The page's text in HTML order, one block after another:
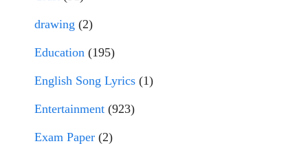
drawing (2)
Education (195)
English Song Lyrics (1)
Entertainment (923)
Exam Paper (2)